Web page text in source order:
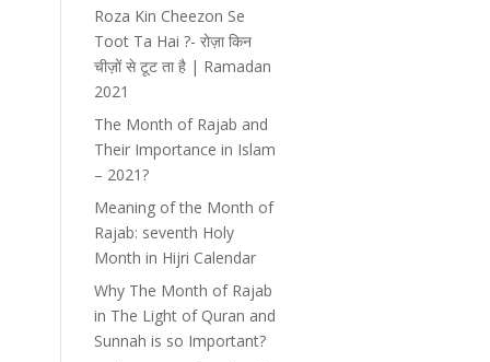
Roza Kin Cheezon Se
Toot Ta Hai ?- रोज़ा किन
चीज़ों से टूट ता है | Ramadan
2021
The Month of Rajab and
Their Importance in Islam
– 2021?
Meaning of the Month of
Rajab: seventh Holy
Month in Hijri Calendar
Why The Month of Rajab
in The Light of Quran and
Sunnah is so Important?